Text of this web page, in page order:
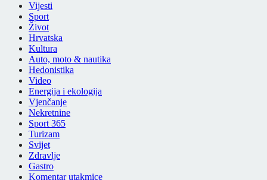
Vijesti
Sport
Život
Hrvatska
Kultura
Auto, moto & nautika
Hedonistika
Video
Energija i ekologija
Vjenčanje
Nekretnine
Sport 365
Turizam
Svijet
Zdravlje
Gastro
Komentar utakmice